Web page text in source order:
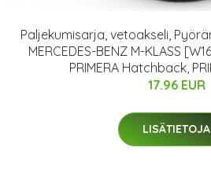
Paljekumisarja, vetoakseli,
MERCEDES-BENZ M-KLASS
PRIMERA Hatchback,
17.96 EUR
LISÄTIETOJA